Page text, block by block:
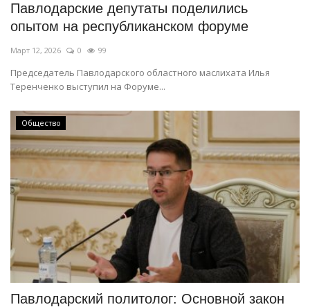
Павлодарские депутаты поделились
опытом на республиканском форуме
Март 12, 2026 0 99
Председатель Павлодарского областного маслихата Илья
Теренченко выступил на Форуме...
Общество
Павлодарский политолог: Основной закон